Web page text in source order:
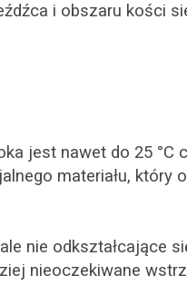
i obszaru kości
jest nawet do 25
materiału, który
nie odkształcające
nieoczekiwane